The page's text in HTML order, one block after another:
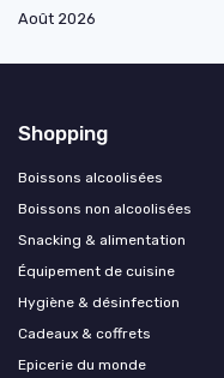
Août 2026
Shopping
Boissons alcoolisées
Boissons non alcoolisées
Snacking & alimentation
Équipement de cuisine
Hygiène & désinfection
Cadeaux & coffrets
Epicerie du monde